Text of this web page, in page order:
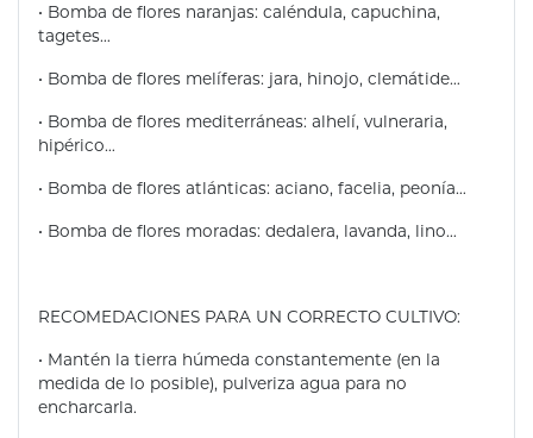
• Bomba de flores naranjas: caléndula, capuchina,
tagetes…
• Bomba de flores melíferas: jara, hinojo, clemátide…
• Bomba de flores mediterráneas: alhelí, vulneraria,
hipérico…
• Bomba de flores atlánticas: aciano, facelia, peonía…
• Bomba de flores moradas: dedalera, lavanda, lino…
RECOMEDACIONES PARA UN CORRECTO CULTIVO:
• Mantén la tierra húmeda constantemente (en la
medida de lo posible), pulveriza agua para no
encharcarla.